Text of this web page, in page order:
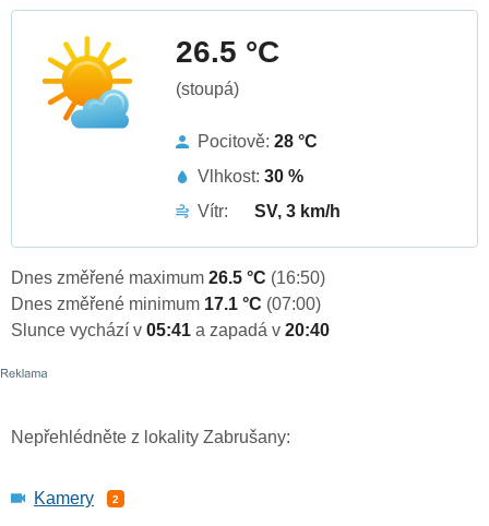
26.5 °C
(stoupá)
Pocitově: 28 °C
Vlhkost: 30 %
Vítr:
SV, 3 km/h
Dnes změřené maximum 26.5 °C (16:50)
Dnes změřené minimum 17.1 °C (07:00)
Slunce vychází v 05:41 a zapadá v 20:40
Nepřehlédněte z lokality Zabrušany:
Kamery 2